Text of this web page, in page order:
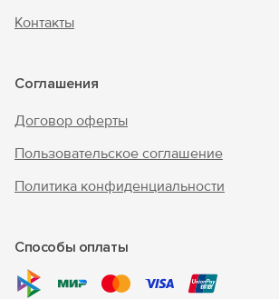
Контакты
Соглашения
Договор оферты
Пользовательское соглашение
Политика конфиденциальности
Способы оплаты